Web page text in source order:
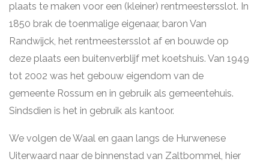
plaats te maken voor een (kleiner) rentmeestersslot. In
1850 brak de toenmalige eigenaar, baron Van
Randwijck, het rentmeestersslot af en bouwde op
deze plaats een buitenverblijf met koetshuis. Van 1949
tot 2002 was het gebouw eigendom van de
gemeente Rossum en in gebruik als gemeentehuis.
Sindsdien is het in gebruik als kantoor.
We volgen de Waal en gaan langs de Hurwenese
Uiterwaard naar de binnenstad van Zaltbommel, hier